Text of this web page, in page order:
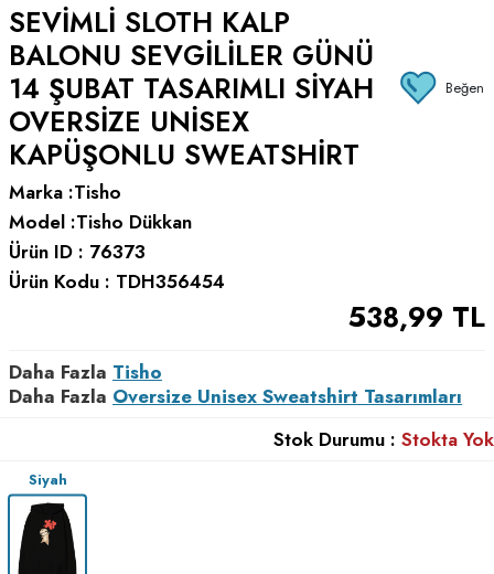
SEVIMLI SLOTH KALP
BALONU SEVGILILER GÜNÜ
14 ŞUBAT TASARIMLI SIYAH
OVERSIZE UNISEX
KAPÜŞONLU SWEATSHIRT
Beğen
Marka :Tisho
Model :Tisho Dükkan
Ürün ID : 76373
Ürün Kodu : TDH356454
538,99 TL
Daha Fazla Tisho
Daha Fazla Oversize Unisex Sweatshirt Tasarımları
Stok Durumu : Stokta Yok
Siyah